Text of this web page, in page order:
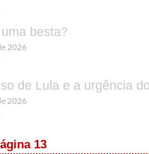
besta?
2026
de Lula e a urgência
2026
13